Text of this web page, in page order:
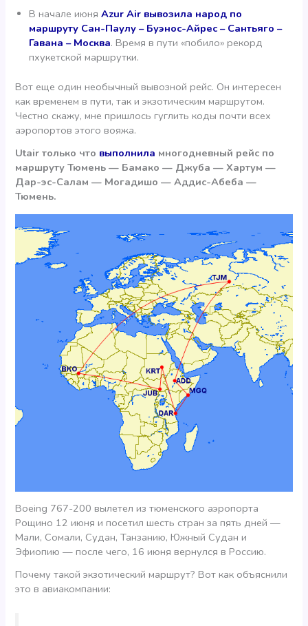
В начале июняAzur Air вывозила народ по
маршруту Сан-Паулу – Буэнос-Айрес – Сантьяго –
Гавана – Москва. Время в пути «побило» рекорд
пхукетской маршрутки.
Вот еще один необычный вывозной рейс. Он интересен
как временем в пути, так и экзотическим маршрутом.
Честно скажу, мне пришлось гуглить коды почти всех
аэропортов этого вояжа.
Utair только что выполнила многодневный рейс по
маршруту Тюмень — Бамако — Джуба — Хартум —
Дар-эс-Салам — Могадишо — Аддис-Абеба —
Тюмень.
Boeing 767-200 вылетел из тюменского аэропорта
Рощино 12 июня и посетил шесть стран за пять дней —
Мали, Сомали, Судан, Танзанию, Южный Судан и
Эфиопию — после чего, 16 июня вернулся в Россию.
Почему такой экзотический маршрут? Вот как объяснили
это в авиакомпании: